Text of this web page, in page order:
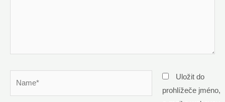
Uložit do
prohlížeče jméno,